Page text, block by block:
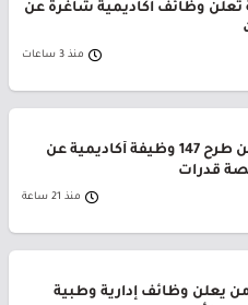
تعلن وظائف أكاديمية شاغرة عن
منذ 3 ساعات
جامعة القصيم تعلن طرح 147 وظيفة أكاديمية عن
قدرات
منذ 21 ساعة
يعلن وظائف إدارية وطبية